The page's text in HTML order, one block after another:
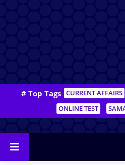
# Top Tags CURRENT AFFAIRS
ONLINE TEST